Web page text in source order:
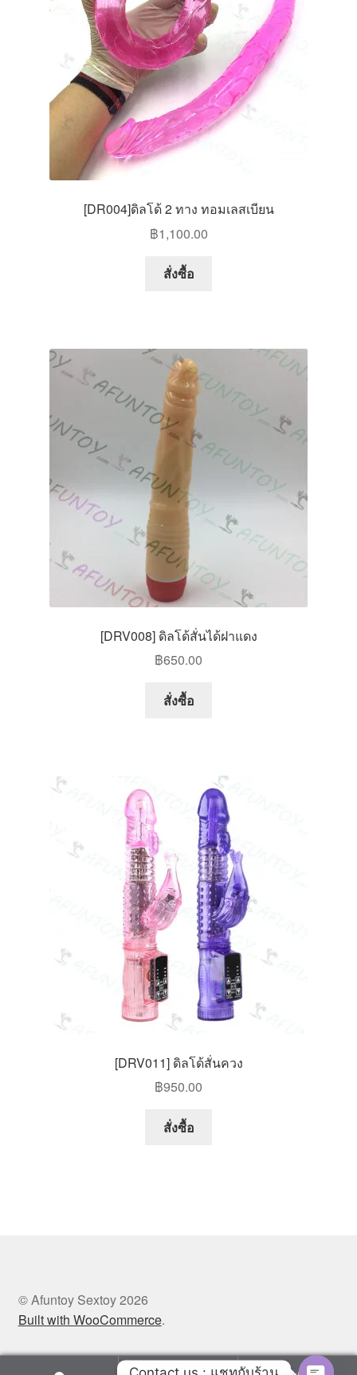
[DR004]ดิลโด้ 2 ทาง ทอมเลสเบียน
฿1,100.00
สั่งซื้อ
[DRV008] ดิลโด้สั่นได้ฝาแดง
฿650.00
สั่งซื้อ
[DRV011] ดิลโด้สั่นควง
฿950.00
สั่งซื้อ
© Afuntoy Sextoy 2026
Built with WooCommerce.